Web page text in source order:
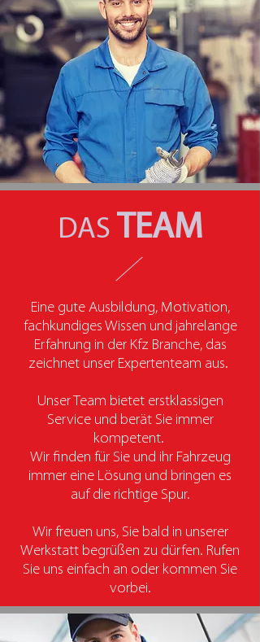
DAS TEAM
Eine gute Ausbildung, Motivation,
fachkundiges Wissen und jahrelange
Erfahrung in der Kfz Branche, das
zeichnet unser Expertenteam aus.
Unser Team bietet erstklassigen
Service und berät Sie immer
kompetent.
Wir finden für Sie und ihr Fahrzeug
immer eine Lösung und bringen es
auf die richtige Spur.
Wir freuen uns, Sie bald in unserer
Werkstatt begrüßen zu dürfen. Rufen
Sie uns einfach an oder kommen Sie
vorbei.